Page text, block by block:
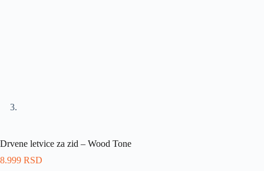
Drvene letvice za zid – Wood Tone
8.999 RSD